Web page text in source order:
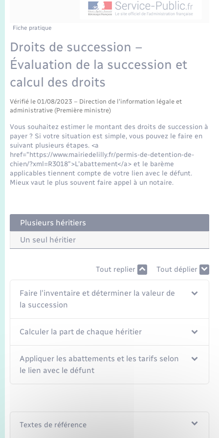
Mariage – PACS
Parrainage civil
Recensement
Fiche pratique
Droits de succession –
Évaluation de la succession et
calcul des droits
Vérifié le 01/08/2023 – Direction de l'information légale et
administrative (Première ministre)
Vous souhaitez estimer le montant des droits de succession à
payer ? Si votre situation est simple, vous pouvez le faire en
suivant plusieurs étapes. <a
href="https://www.mairiedelilly.fr/permis-de-detention-de-
chien/?xml=R3018">L'abattement</a> et le barème
applicables tiennent compte de votre lien avec le défunt.
Mieux vaut le plus souvent faire appel à un notaire.
Plusieurs héritiers
Un seul héritier
Tout replier Tout déplier
Faire l'inventaire et déterminer la valeur de
la succession
Calculer la part de chaque héritier
Appliquer les abattements et les tarifs selon
le lien avec le défunt
Textes de référence